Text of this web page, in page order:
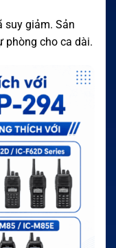
suy giảm. Sản
phòng cho ca dài.